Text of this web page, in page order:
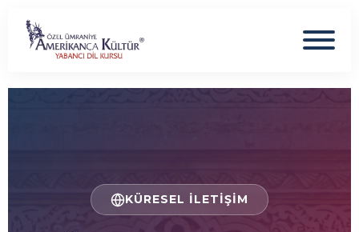
KÜRESEL İLETIŞIM